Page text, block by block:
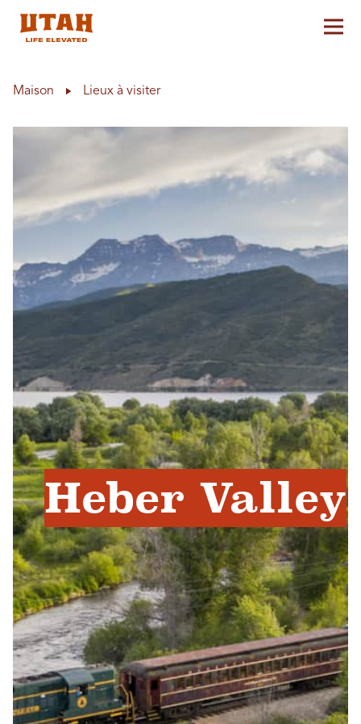
Maison Lieux à visiter
Heber Valley